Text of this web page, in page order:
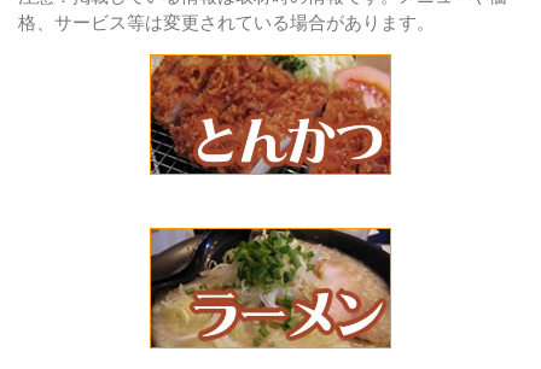
格、サービス等は変更されている場合があります。